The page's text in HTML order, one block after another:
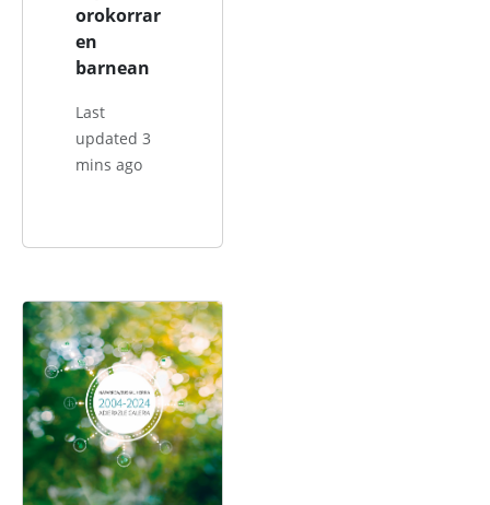
orokorrar
en
barnean
Last
updated 3
mins ago